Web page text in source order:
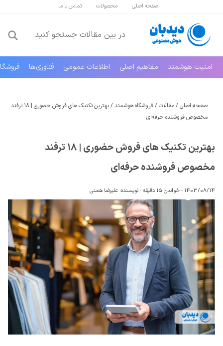
صفحه اصلی محصولات تماس با ما
امنیت هوشمند مفاهیم اصلی اطلاعات عمومی فناوری‌ها
صفحه اصلی/مقالات/فروشگاه هوشمند/
بهترین تکنیک های فروش حضوری | ۱۸ ترفند
مخصوص فروشنده حرفه‌ای
بهترین تکنیک های فروش حضوری | ۱۸ ترفند
مخصوص فروشنده حرفه‌ای
1403/08/14 - خواندن 15 دقیقه -نویسنده: علیرضا همتی